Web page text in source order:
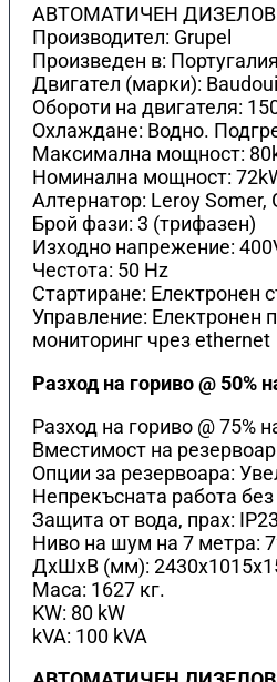
АВТОМАТИЧЕН ДИЗЕЛОВ
Производител: Grupel
Произведен в: Португалия
Двигател (марки):
Обороти на двигателя:
Охлаждане: Водно.
Максимална мощност:
Номинална мощност:
Алтернатор: Leroy Somer,
Брой фази: 3 (трифазен)
Изходно напрежение:
Честота: 50 Hz
Стартиране: Електронен
Управление: Електронен
мониторинг чрез ethernet
Разход на гориво @ 50%
Разход на гориво @ 75%
Вместимост на
Опции за резервоара:
Непрекъсната работа
Защита от вода, прах: IP23
Ниво на шум на 7 метра:
ДхШхВ (мм):
Маса: 1627 кг.
KW: 80 kW
kVA: 100 kVA